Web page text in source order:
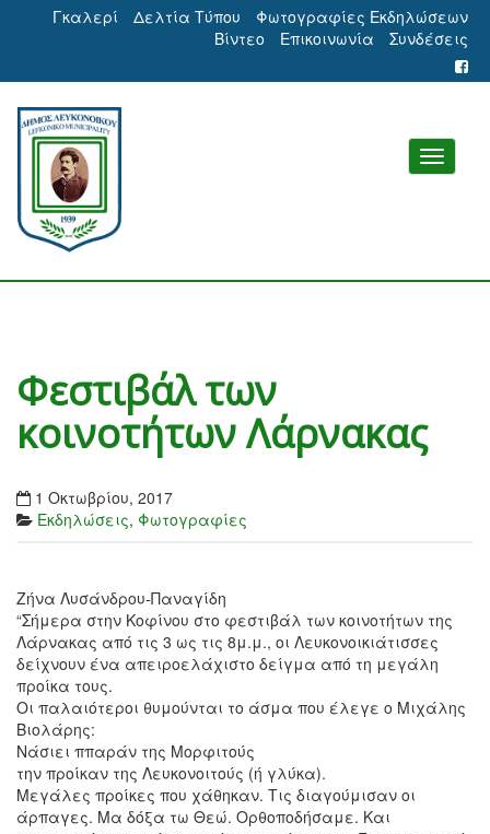
Γκαλερί Δελτία Τύπου
Φωτογραφίες Εκδηλώσεων
Βίντεο
Επικοινωνία Συνδέσεις
Φεστιβάλ των
κοινοτήτων Λάρνακας
1 Οκτωβρίου, 2017
Εκδηλώσεις, Φωτογραφίες
Ζήνα Λυσάνδρου-Παναγίδη
“Σήμερα στην Κοφίνου στο φεστιβάλ των κοινοτήτων της
Λάρνακας από τις 3 ως τις 8μ.μ., οι Λευκονοικιάτισσες
δείχνουν ένα απειροελάχιστο δείγμα από τη μεγάλη
προίκα τους.
Οι παλαιότεροι θυμούνται το άσμα που έλεγε ο Μιχάλης
Βιολάρης:
Νάσιει ππαράν της Μορφιτούς
την προίκαν της Λευκονοιτούς (ή γλύκα).
Μεγάλες προίκες που χάθηκαν. Τις διαγούμισαν οι
άρπαγες. Μα δόξα τω Θεώ. Ορθοποδήσαμε. Και